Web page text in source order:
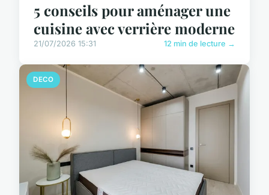
5 conseils pour aménager une
cuisine avec verrière moderne
21/07/2026 15:31 12 min de lecture →
DECO